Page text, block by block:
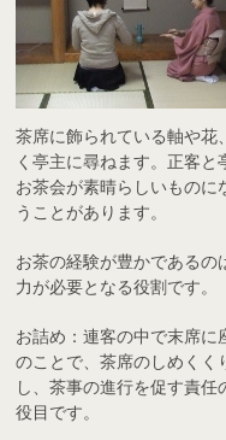
茶席に飾られている軸や花
く亭主に尋ねます。正客
お茶会が素晴らしいもの
うことがあります。
お茶の経験が豊かである
力が必要となる役割です。
お詰め：連客の中で末席に
のことで、茶席のしめくく
し、茶事の進行を促す責任
役目です。